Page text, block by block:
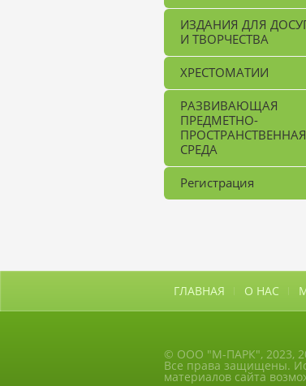
ИЗДАНИЯ ДЛЯ
И ТВОРЧЕСТВА
ХРЕСТОМАТИИ
РАЗВИВАЮЩАЯ
ПРЕДМЕТНО-
ПРОСТРАНСТВЕННАЯ
СРЕДА
Регистрация
ГЛАВНАЯ О НАС
© ООО "М-ПАРК", 2023,
Все права защищены.
материалов сайта